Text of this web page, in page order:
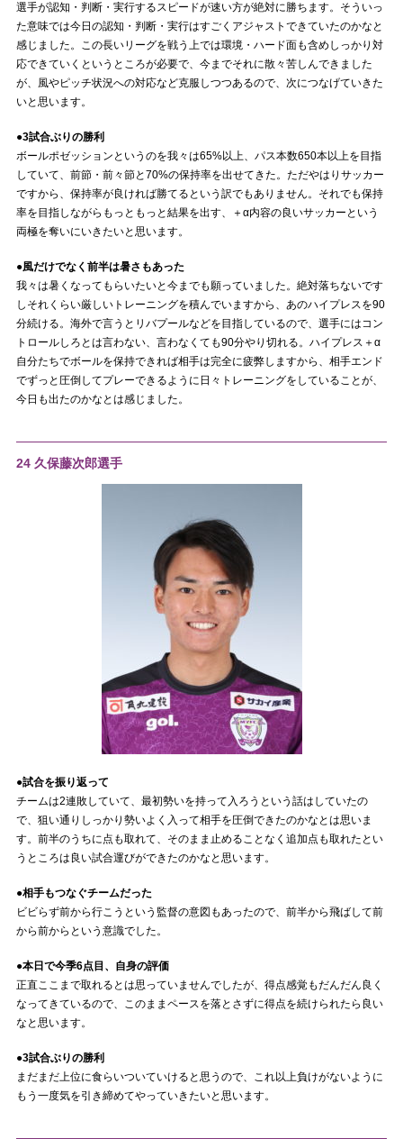
選手が認知・判断・実行するスピードが速い方が絶対に勝ちます。そういっ
た意味では今日の認知・判断・実行はすごくアジャストできていたのかなと
感じました。この長いリーグを戦う上では環境・ハード面も含めしっかり対
応できていくというところが必要で、今までそれに散々苦しんできました
が、風やピッチ状況への対応など克服しつつあるので、次につなげていきた
いと思います。
●3試合ぶりの勝利
ボールポゼッションというのを我々は65%以上、パス本数650本以上を目指
していて、前節・前々節と70%の保持率を出せてきた。ただやはりサッカー
ですから、保持率が良ければ勝てるという訳でもありません。それでも保持
率を目指しながらもっともっと結果を出す、＋α内容の良いサッカーという
両極を奪いにいきたいと思います。
●風だけでなく前半は暑さもあった
我々は暑くなってもらいたいと今までも願っていました。絶対落ちないです
しそれくらい厳しいトレーニングを積んでいますから、あのハイプレスを90
分続ける。海外で言うとリバプールなどを目指しているので、選手にはコン
トロールしろとは言わない、言わなくても90分やり切れる。ハイプレス＋α
自分たちでボールを保持できれば相手は完全に疲弊しますから、相手エンド
でずっと圧倒してプレーできるように日々トレーニングをしていることが、
今日も出たのかなとは感じました。
24 久保藤次郎選手
●試合を振り返って
チームは2連敗していて、最初勢いを持って入ろうという話はしていたの
で、狙い通りしっかり勢いよく入って相手を圧倒できたのかなとは思いま
す。前半のうちに点も取れて、そのまま止めることなく追加点も取れたとい
うところは良い試合運びができたのかなと思います。
●相手もつなぐチームだった
ビビらず前から行こうという監督の意図もあったので、前半から飛ばして前
から前からという意識でした。
●本日で今季6点目、自身の評価
正直ここまで取れるとは思っていませんでしたが、得点感覚もだんだん良く
なってきているので、このままペースを落とさずに得点を続けられたら良い
なと思います。
●3試合ぶりの勝利
まだまだ上位に食らいついていけると思うので、これ以上負けがないように
もう一度気を引き締めてやっていきたいと思います。